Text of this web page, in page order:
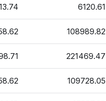
6120.61
108989.82
221469.47
109728.05